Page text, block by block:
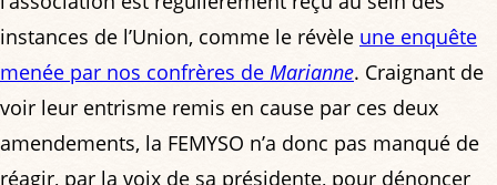
instances de l’Union, comme le révèle une enquête
menée par nos confrères de Marianne. Craignant de
voir leur entrisme remis en cause par ces deux
amendements, la FEMYSO n’a donc pas manqué de
réagir, par la voix de sa présidente, pour dénoncer